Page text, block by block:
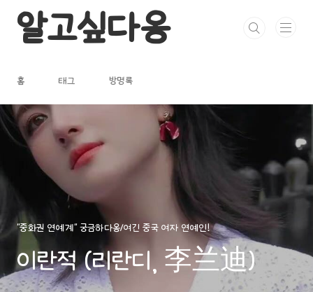
알고싶다옹
홈 태그 방명록
"중화권 연예계" 궁금하다옹/여긴 중국 여자 연예인!
이란적 (리란디, 李兰迪)